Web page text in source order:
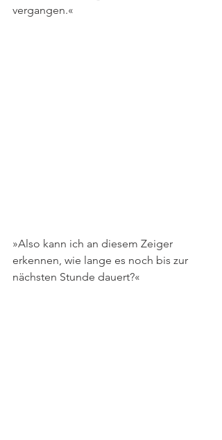
vergangen.«
»Also kann ich an diesem Zeiger
erkennen, wie lange es noch bis zur
nächsten Stunde dauert?«